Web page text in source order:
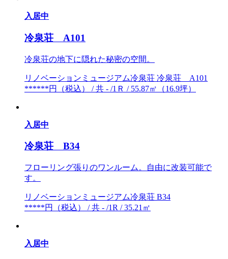
入居中
冷泉荘 A101
冷泉荘の地下に隠れた秘密の空間。
リノベーションミュージアム冷泉荘 冷泉荘 A101
******円（税込） / 共 - /1Ｒ / 55.87㎡（16.9坪）
入居中
冷泉荘 B34
フローリング張りのワンルーム。自由に改装可能で
す。
リノベーションミュージアム冷泉荘 B34
*****円（税込） / 共 - /1R / 35.21㎡
入居中